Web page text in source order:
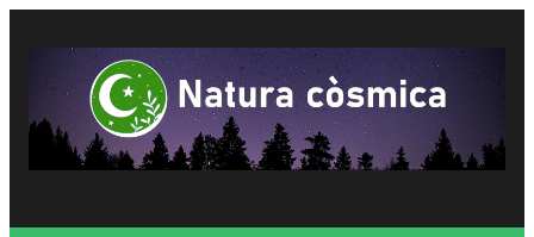
contingut